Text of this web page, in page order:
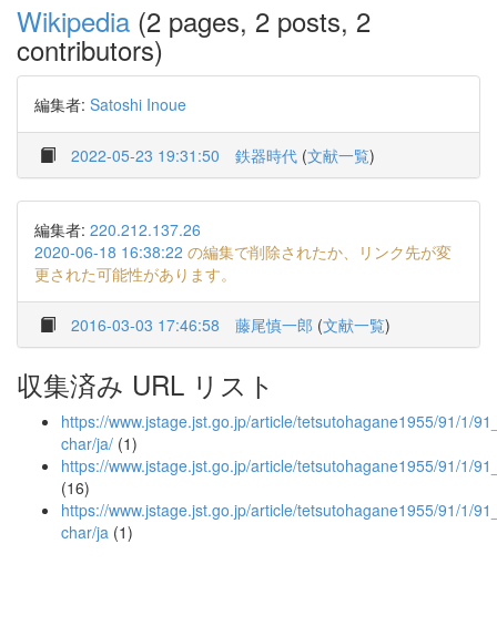
Wikipedia (2 pages, 2 posts, 2
contributors)
編集者: Satoshi Inoue
2022-05-23 19:31:50 鉄器時代 (文献一覧)
編集者: 220.212.137.26
2020-06-18 16:38:22 の編集で削除されたか、リンク先が変
更された可能性があります。
2016-03-03 17:46:58 藤尾慎一郎 (文献一覧)
収集済み URL リスト
https://www.jstage.jst.go.jp/article/tetsutohagane1955/91/1/
char/ja/ (1)
https://www.jstage.jst.go.jp/article/tetsutohagane1955/91/1/
(16)
https://www.jstage.jst.go.jp/article/tetsutohagane1955/91/1/
char/ja (1)